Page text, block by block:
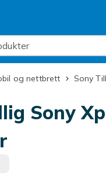
og nettbrett Sony
Sony